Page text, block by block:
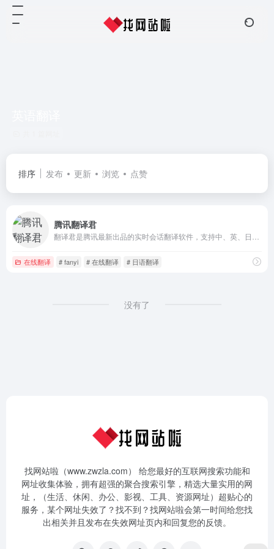
排序 发布 更新 浏览 点赞
腾讯翻译君
在线翻译 # fanyi # 在线翻译 # 日语翻译
没有了
找网站啦（www.zwzla.com） 给您最好的互联网搜索功能和
网址收集体验，拥有超强的聚合搜索引擎，精选大量实用的网
址，（生活、休闲、办公、影视、工具、资源网址）超贴心的
服务，某个网址失效了？找不到？找网站啦会第一时间给您找
出相关并且发布在失效网址页内和回复您的反馈。